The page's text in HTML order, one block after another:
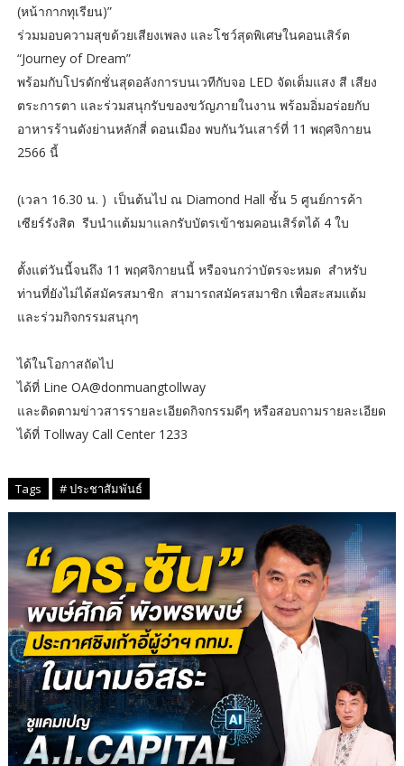
(หน้ากากทุเรียน)”
ร่วมมอบความสุขด้วยเสียงเพลง และโชว์สุดพิเศษในคอนเสิร์ต
“Journey of Dream”
พร้อมกับโปรดักชั่นสุดอลังการบนเวทีกับจอ LED จัดเต็มแสง สี เสียง
ตระการตา และร่วมสนุกรับของขวัญภายในงาน พร้อมอิ่มอร่อยกับ
อาหารร้านดังย่านหลักสี่ ดอนเมือง พบกันวันเสาร์ที่ 11 พฤศจิกายน
2566 นี้
(เวลา 16.30 น. ) เป็นต้นไป ณ Diamond Hall ชั้น 5 ศูนย์การค้า
เซียร์รังสิต รีบนำแต้มมาแลกรับบัตรเข้าชมคอนเสิร์ตได้ 4 ใบ
ตั้งแต่วันนี้จนถึง 11 พฤศจิกายนนี้ หรือจนกว่าบัตรจะหมด สำหรับ
ท่านที่ยังไม่ได้สมัครสมาชิก สามารถสมัครสมาชิก เพื่อสะสมแต้ม
และร่วมกิจกรรมสนุกๆ
ได้ในโอกาสถัดไป
ได้ที่ Line OA@donmuangtollway
และติดตามข่าวสารรายละเอียดกิจกรรมดีๆ หรือสอบถามรายละเอียด
ได้ที่ Tollway Call Center 1233
Tags # ประชาสัมพันธ์